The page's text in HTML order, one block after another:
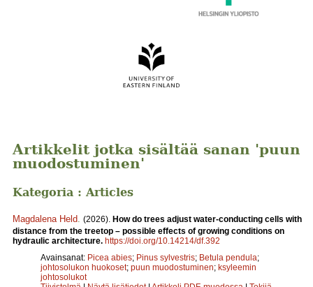
Artikkelit jotka sisältää sanan 'puun
muodostuminen'
Kategoria : Articles
Magdalena Held (2026). How do trees adjust water-conducting cells with
distance from the treetop – possible effects of growing conditions on
hydraulic architecture. https://doi.org/10.14214/df.392
Avainsanat: Picea abies; Pinus sylvestris; Betula pendula;
johtosolukon huokoset; puun muodostuminen; ksyleemin
johtosolukot